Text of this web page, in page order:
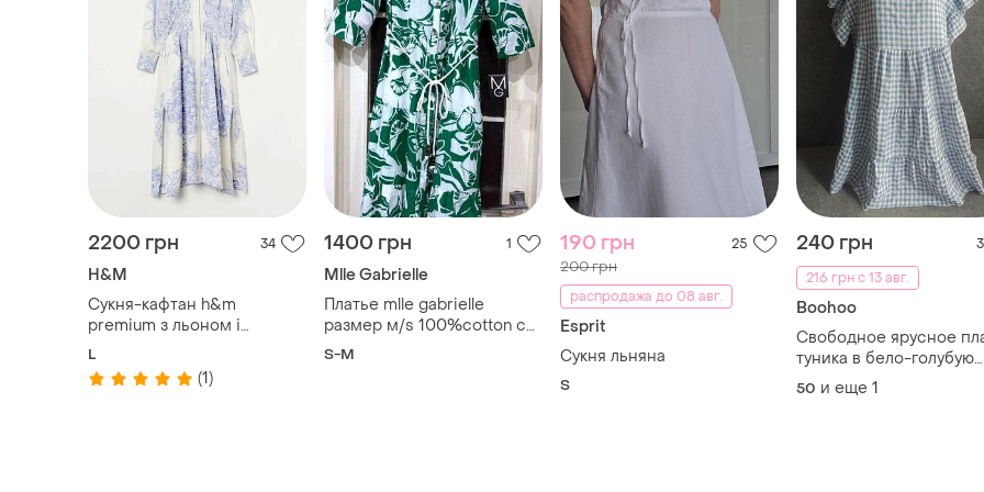
2200 грн 34
H&M
Сукня-кафтан h&m
premium з льоном і
віскозою, m
L
(1)
1400 грн 1
Mlle Gabrielle
Платье mlle gabrielle
размер м/s 100%cotton с
ярким цветочным принтом
S-M
190 грн 25
200 грн
распродажа до 08 авг.
Esprit
Сукня льняна
S
240 грн
3
216 грн с 13 авг.
Boohoo
Свободное ярусное
туника в бело-голубую
клетку с воланами на
50 и еще 1